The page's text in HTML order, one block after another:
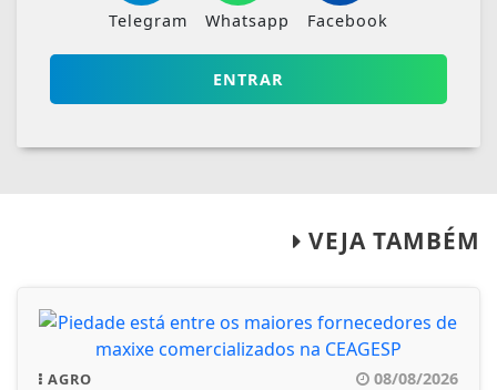
Telegram Whatsapp Facebook
ENTRAR
VEJA TAMBÉM
AGRO 08/08/2026